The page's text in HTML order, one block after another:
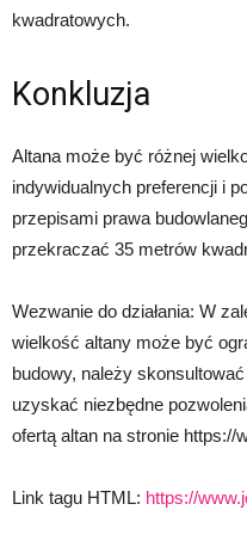
kwadratowych.
Konkluzja
Altana może być różnej
indywidualnych preferencji i
przepisami prawa
przekraczać 35 metrów
Wezwanie do działania: W
wielkość altany może być
budowy, należy
uzyskać niezbędne
ofertą altan na stronie https://
Link tagu HTML: https://